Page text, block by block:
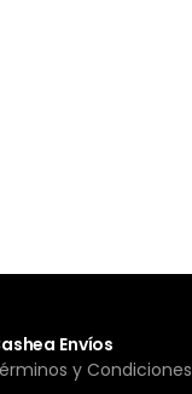
Envíos
y Condiciones